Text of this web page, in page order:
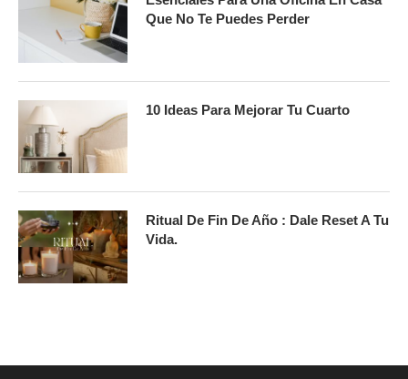
Que No Te Puedes Perder
10 Ideas Para Mejorar Tu Cuarto
Ritual De Fin De Año : Dale Reset A Tu
Vida.